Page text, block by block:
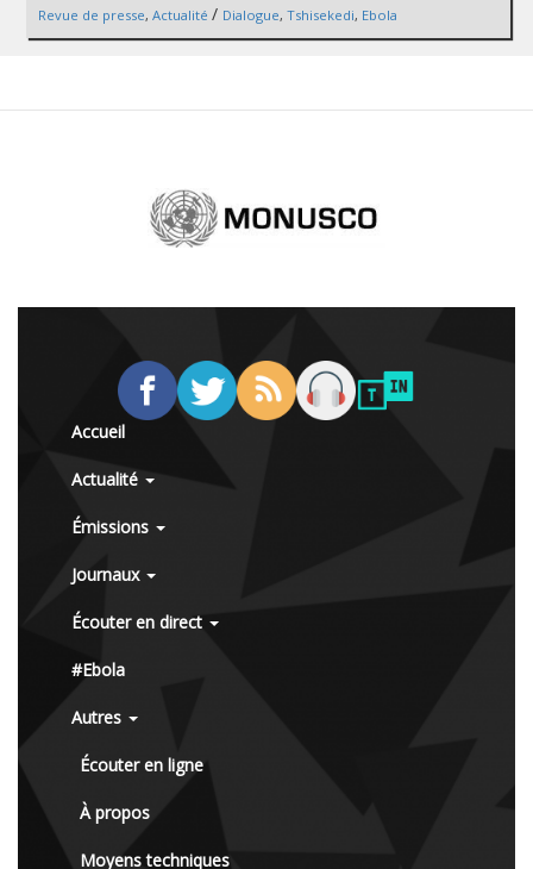
Revue de presse, Actualité / Dialogue, Tshisekedi, Ebola
Accueil
Actualité
Émissions
Journaux
Écouter en direct
#Ebola
Autres
Écouter en ligne
À propos
Moyens techniques